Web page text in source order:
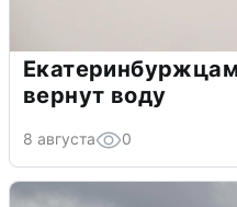
вернут воду
8 августа 0